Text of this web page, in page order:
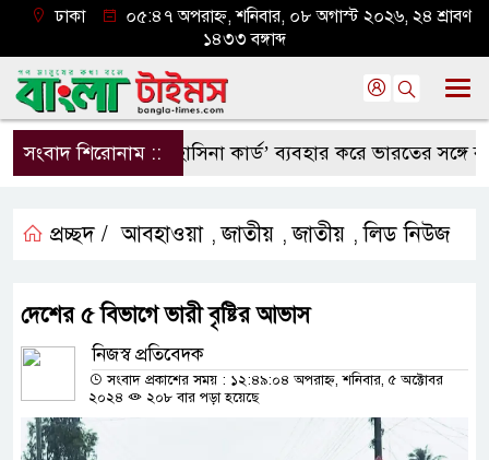
ঢাকা
০৫:৪৭ অপরাহ্ন, শনিবার, ০৮ অগাস্ট ২০২৬, ২৪ শ্রাবণ
১৪৩৩ বঙ্গাব্দ
সংবাদ শিরোনাম ::‘হাসিনা কার্ড’ ব্যবহার করে ভারতের সঙ্গে
প্রচ্ছদ / আবহাওয়া ,জাতীয় ,জাতীয় ,লিড নিউজ
দেশের ৫ বিভাগে ভারী বৃষ্টির আভাস
নিজস্ব প্রতিবেদক
সংবাদ প্রকাশের সময় : ১২:৪৯:০৪ অপরাহ্ন, শনিবার, ৫ অক্টোবর
২০২৪
২০৮ বার পড়া হয়েছে